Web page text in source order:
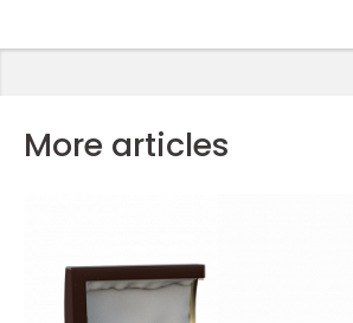
More articles